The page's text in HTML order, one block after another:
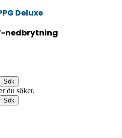
Deluxe
nedbrytning
Sök
du söker.
Sök